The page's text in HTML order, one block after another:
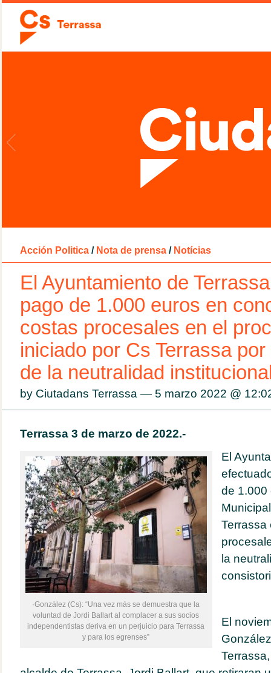
Acción Politica / Nota de prensa / Notícias
El Ayuntamiento de
pago de 1.000 euros en
costas procesales en el
iniciado por Cs Terrassa
de la neutralidad
by Ciutadans Terrassa — 5 marzo 2022 @
Terrassa 3 de marzo de 2022.-
·González (Cs): “Una vez más se demuestra que la
voluntad de Jordi Ballart al complacer a sus socios
independentistas deriva en un perjuicio para Terrassa
y para los egrenses”
El
de 1.000
Terrassa
la
El